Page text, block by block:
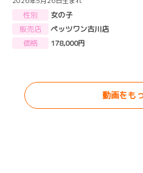
性別
女の子
販売店
ペッツワン古川店
価格
178,000円
動画をも